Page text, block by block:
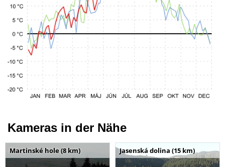
Kameras in der Nähe
Martinské hole (8 km) Jasenská dolina (15 km)